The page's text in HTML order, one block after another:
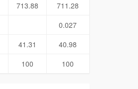
713.88
711.28
0.027
41.31
40.98
100 100